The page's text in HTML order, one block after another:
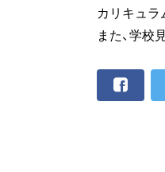
カリキュラ
また、学校